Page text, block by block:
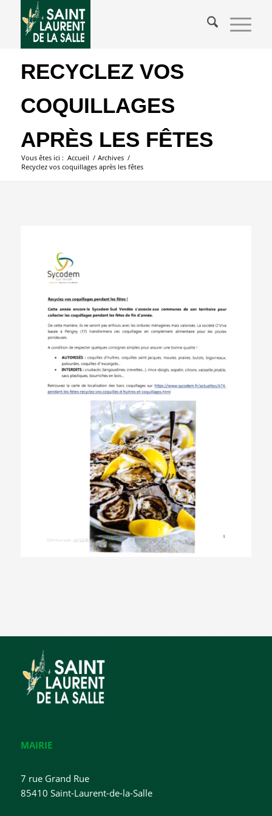
RECYCLEZ VOS
COQUILLAGES
APRÈS LES FÊTES
Vous êtes ici : Accueil / Archives /
Recyclez vos coquillages après les fêtes
MAIRIE
7 rue Grand Rue
85410 Saint-Laurent-de-la-Salle